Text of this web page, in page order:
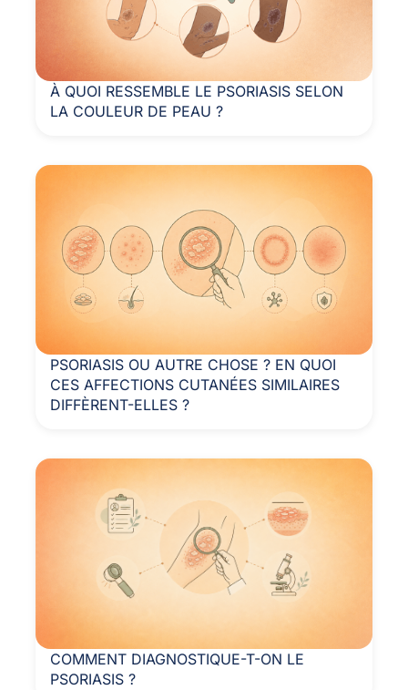
À QUOI RESSEMBLE LE PSORIASIS SELON
LA COULEUR DE PEAU ?
PSORIASIS OU AUTRE CHOSE ? EN QUOI
CES AFFECTIONS CUTANÉES SIMILAIRES
DIFFÈRENT-ELLES ?
COMMENT DIAGNOSTIQUE-T-ON LE
PSORIASIS ?